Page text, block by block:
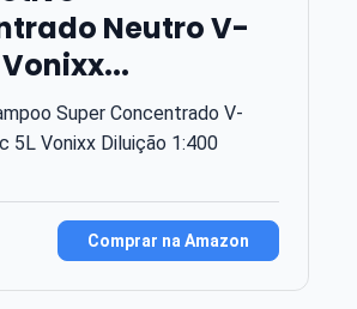
Neutro V-
Vonixx...
Super Concentrado V-
5L Vonixx Diluição 1:400
Comprar na Amazon